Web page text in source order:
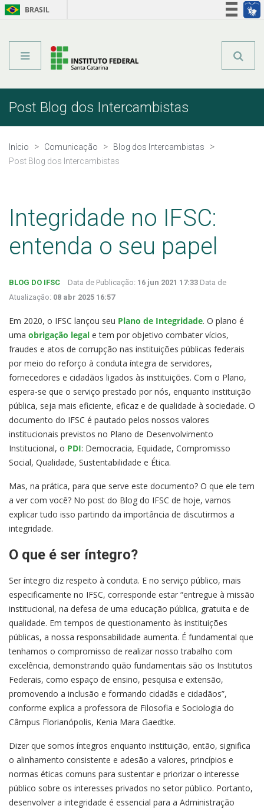
BRASIL
Post Blog dos Intercambistas
Início Comunicação
Blog dos Intercambistas
Post Blog dos Intercambistas
Integridade no IFSC:
entenda o seu papel
BLOG DO IFSC Data de Publicação: 16 jun 2021 17:33 Data de
Atualização: 08 abr 2025 16:57
Em 2020, o IFSC lançou seu Plano de Integridade. O plano é
uma obrigação legal e tem por objetivo combater vícios,
fraudes e atos de corrupção nas instituições públicas federais
por meio do reforço à conduta íntegra de servidores,
fornecedores e cidadãos ligados às instituições. Com o Plano,
espera-se que o serviço prestado por nós, enquanto instituição
pública, seja mais eficiente, eficaz e de qualidade à sociedade. O
documento do IFSC é pautado pelos nossos valores
institucionais previstos no Plano de Desenvolvimento
Institucional, o PDI: Democracia, Equidade, Compromisso
Social, Qualidade, Sustentabilidade e Ética.
Mas, na prática, para que serve este documento? O que ele tem
a ver com você? No post do Blog do IFSC de hoje, vamos
explicar tudo isso partindo da importância de discutirmos a
integridade.
O que é ser íntegro?
Ser íntegro diz respeito à conduta. E no serviço público, mais
especificamente no IFSC, corresponde estar “entregue à missão
institucional, na defesa de uma educação pública, gratuita e de
qualidade. Em tempos de questionamento às instituições
públicas, a nossa responsabilidade aumenta. É fundamental que
tenhamos o compromisso de realizar nosso trabalho com
excelência, demonstrando quão fundamentais são os Institutos
Federais, como espaço de ensino, pesquisa e extensão,
promovendo a inclusão e formando cidadãs e cidadãos”,
conforme explica a professora de Filosofia e Sociologia do
Câmpus Florianópolis, Kenia Mara Gaedtke.
Dizer que somos íntegros enquanto instituição, então, significa
o alinhamento consistente e adesão a valores, princípios e
normas éticas comuns para sustentar e priorizar o interesse
público sobre os interesses privados no setor público. Portanto,
desenvolver a integridade é essencial para a Administração